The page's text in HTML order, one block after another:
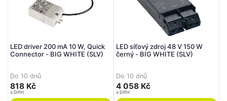
LED driver 200 mA 10 W, Quick
Connector - BIG WHITE (SLV)
Do 10 dnů
818 Kč
s DPH
LED síťový zdroj 48 V 150 W
černý - BIG WHITE (SLV)
Do 10 dnů
4 058 Kč
s DPH